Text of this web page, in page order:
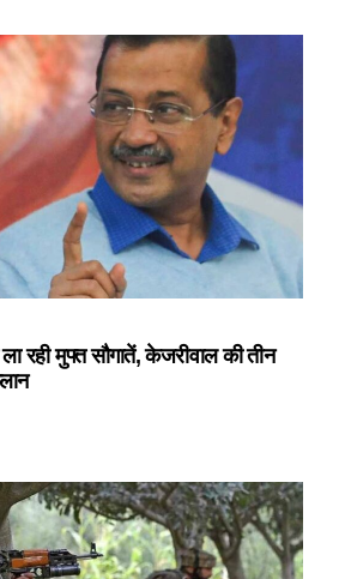
रही मुफ्त सौगातें, केजरीवाल की तीन